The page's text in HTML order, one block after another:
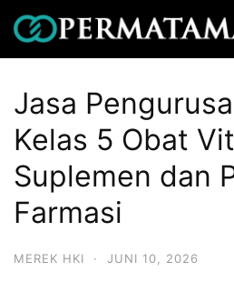
Jasa
Kelas 5 Obat
Suplemen dan
Farmasi
MEREK HKI · JUNI 10, 2026